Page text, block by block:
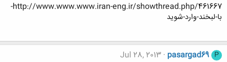
http://www.www.www.iran-eng.ir/showthread.php/461667-
با-لبخند-وارد-شوید
P
pasargad69
Jul 28, 2013